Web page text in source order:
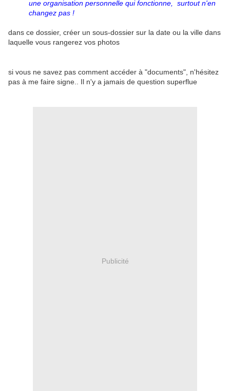
une organisation personnelle qui fonctionne, surtout n'en
changez pas !
dans ce dossier, créer un sous-dossier sur la date ou la ville dans
laquelle vous rangerez vos photos
si vous ne savez pas comment accéder à "documents", n'hésitez
pas à me faire signe.. Il n'y a jamais de question superflue
Publicité